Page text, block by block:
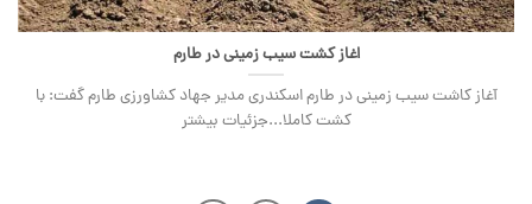
اغاز کشت سیب زمینی در طارم
آغاز کاشت سیب زمینی در طارم اسکندری مدیر جهاد کشاورزی طارم گفت: با
کشت کاملا...جزئیات بیشتر